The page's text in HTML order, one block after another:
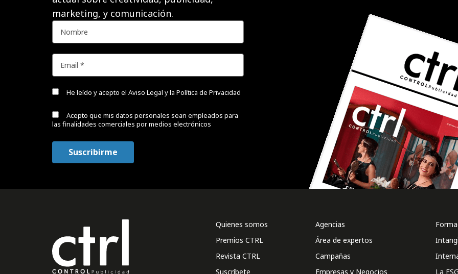
marketing, y comunicación.
He leído y acepto el Aviso Legal y la Política de Privacidad
Acepto que mis datos personales sean empleados para
las finalidades comerciales por medios electrónicos
Quienes somos
Premios CTRL
Revista CTRL
Suscríbete
Agencias
Área de expertos
Campañas
Empresas y Negocios
La